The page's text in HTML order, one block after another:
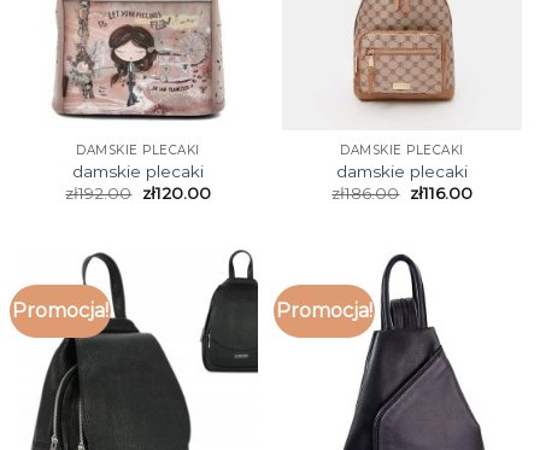
DAMSKIE PLECAKI
damskie plecaki
zł192.00 zł120.00
DAMSKIE PLECAKI
damskie plecaki
zł186.00 zł116.00
Promocja! Promocja!